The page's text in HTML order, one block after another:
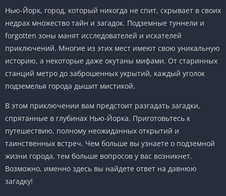
Нью-Йорк, город, который никогда не спит, скрывает в своих
недрах множество тайн и загадок. Подземные туннели и
forgotten зоны манят исследователей и искателей
приключений. Многие из этих мест имеют свою уникальную
историю, а некоторые даже окутаны мифами. От старинных
станций метро до заброшенных укрытий, каждый уголок
подземелья города дышит мистикой.
В этом приключении вам предстоит разгадать загадки,
спрятанные в глубинах Нью-Йорка. Приготовьтесь к
путешествию, полному неожиданных открытий и
таинственных встреч. Чем больше вы узнаете о подземной
жизни города, тем больше вопросов у вас возникнет.
Возможно, именно здесь вы найдете ответ на давнюю
загадку!